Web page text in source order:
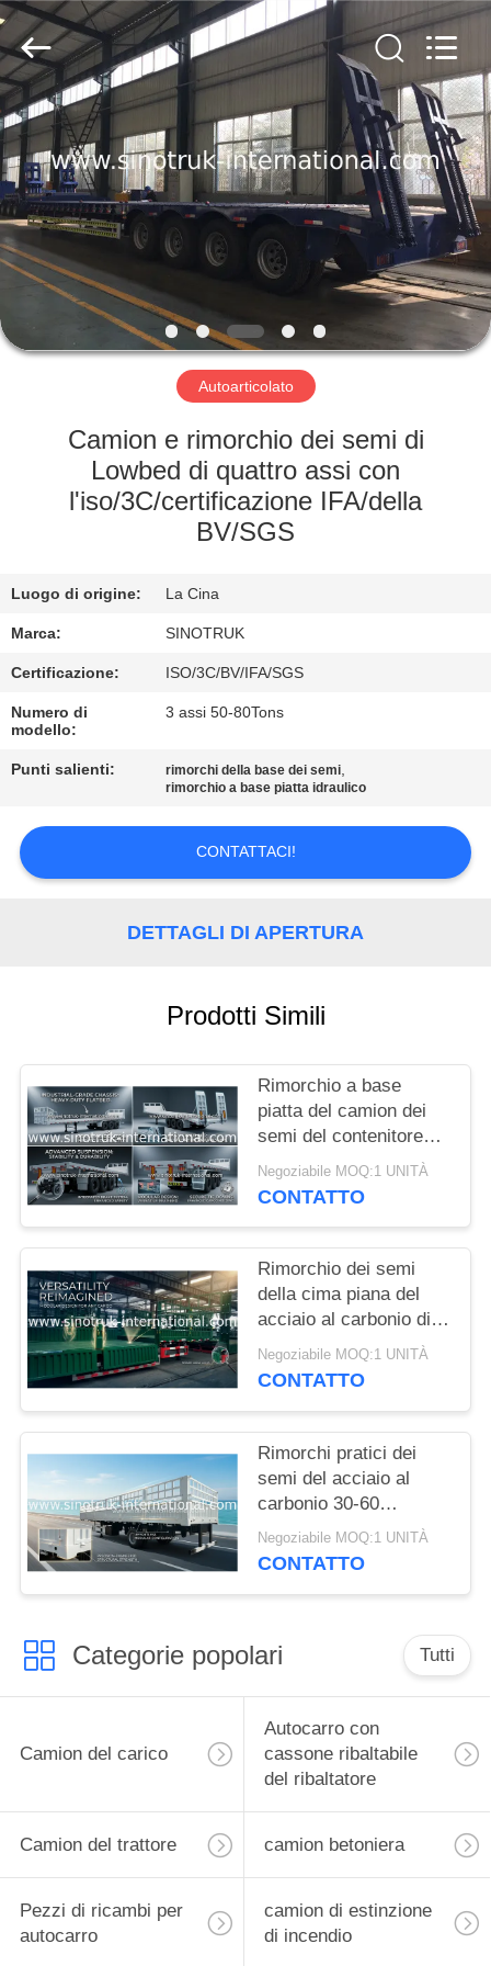
CASA.
PRODOTTI
SU
DI
NOI
ALLA
FABBRICA
CONTROLLO
QUALITÀ
CONTATTACI
CHIEDI
UN
PREVENTIVO
MAPPA
SULLA
PRIVACY
SINOTRUK
INTERNATIONAL
CO.,
LTD..
Rights
Reserved.
Autoarticolato
Camion e rimorchio dei semi di
Lowbed di quattro assi con
l'iso/3C/certificazione IFA/della
BV/SGS
Luogo di origine: La Cina
Marca: SINOTRUK
Certificazione: ISO/3C/BV/IFA/SGS
Numero di
modello:
3 assi 50-80Tons
Punti salienti: rimorchi della base dei semi,
rimorchio a base piatta idraulico
CONTATTACI!
DETTAGLI DI APERTURA
Prodotti Simili
Rimorchio a base
piatta del camion dei
semi del contenitore
degli assi dell'acciaio 3
di mn che porta le
Negoziabile MOQ:1 UNITÀ
CONTATTO
Rimorchio dei semi
della cima piana del
acciaio al carbonio di
trasporto 30-60
tonnellate dei semi di
Negoziabile MOQ:1 UNITÀ
CONTATTO
Rimorchi pratici dei
semi del acciaio al
carbonio 30-60
tonnellate per il
trasporto speciale delle
Negoziabile MOQ:1 UNITÀ
CONTATTO
Categorie popolari Tutti
Camion del carico
Autocarro con
cassone ribaltabile
del ribaltatore
Camion del trattore camion betoniera
Pezzi di ricambi per
autocarro
camion di estinzione
di incendio